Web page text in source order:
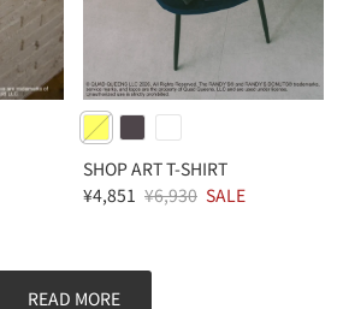
SHOP ART T-SHIRT
¥4,851 ¥6,930 SALE
READ MORE